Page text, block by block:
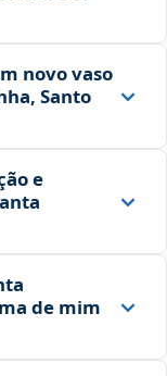
novo vaso
Santo
e
de mim